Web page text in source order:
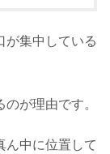
が集中している
が理由です。
ん中に位置して